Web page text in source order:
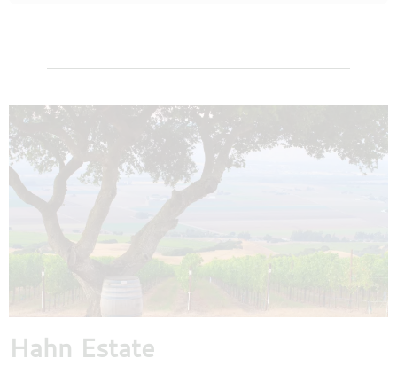
Hahn Estate